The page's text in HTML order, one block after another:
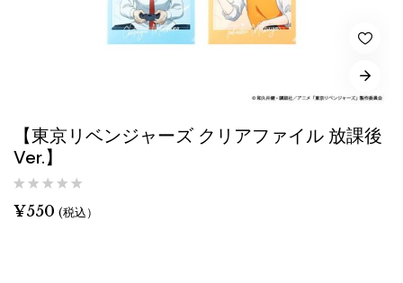
【東京リベンジャーズ クリアファイル 放課後
Ver.】
¥550 (税込）